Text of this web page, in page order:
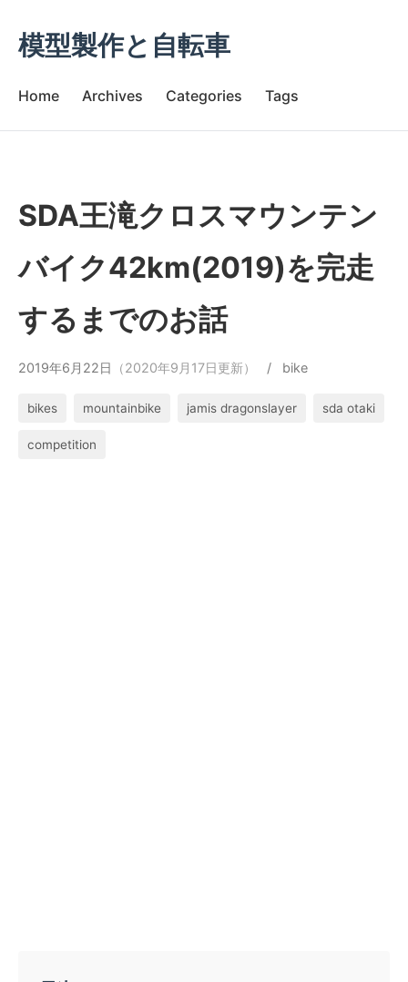
模型製作と自転車
Home Archives Categories Tags
SDA王滝クロスマウンテン
バイク42km(2019)を完走
するまでのお話
2019年6月22日 （2020年9月17日更新） / bike
bikes mountainbike jamis dragonslayer sda otaki
competition